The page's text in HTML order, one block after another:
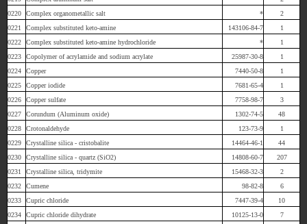
0220
Complex organometallic salt *
2
0221
Complex substituted keto-amine 143106-84-7
1
0222
Complex substituted keto-amine hydrochloride *
1
0223
Copolymer of acrylamide and sodium acrylate 25987-30-8
1
0224
Copper 7440-50-8
1
0225
Copper iodide 7681-65-4
1
0226
Copper sulfate 7758-98-7
3
0227
Corundum (Aluminum oxide) 1302-74-5
48
0228
Crotonaldehyde 123-73-9
1
0229
Crystalline silica - cristobalite 14464-46-1
44
0230
Crystalline silica - quartz (SiO2) 14808-60-7
207
0231
Crystalline silica, tridymite 15468-32-3
2
0232
Cumene 98-82-8
6
0233
Cupric chloride 7447-39-4
10
0234
Cupric chloride dihydrate 10125-13-0
7